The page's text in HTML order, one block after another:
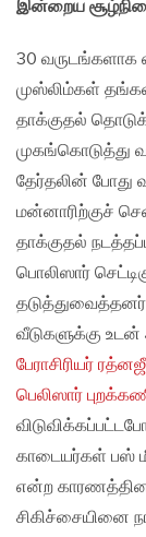
இன்றைய
30 வருடங்களாக
முஸ்லிம்கள்
தாக்குதல்
முகங்கொடுத்து
தேர்தலின் போது
மன்னாரிற்குச்
தாக்குதல்
பொலிஸார்
வீடுகளுக்கு
பேராசிரியர்
பெலிஸார்
காடையர்கள் பஸ்
என்ற
சிகிச்சையினை